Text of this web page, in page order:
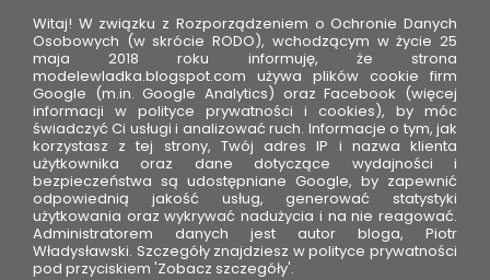
Witaj! W związku z Rozporządzeniem o Ochronie Danych
Osobowych (w skrócie RODO), wchodzącym w życie 25
maja 2018 roku informuję, że strona
modelewladka.blogspot.com używa plików cookie firm
Google (m.in. Google Analytics) oraz Facebook (więcej
informacji w polityce prywatności i cookies), by móc
świadczyć Ci usługi i analizować ruch. Informacje o tym, jak
korzystasz z tej strony, Twój adres IP i nazwa klienta
użytkownika oraz dane dotyczące wydajności i
bezpieczeństwa są udostępniane Google, by zapewnić
odpowiednią jakość usług, generować statystyki
użytkowania oraz wykrywać nadużycia i na nie reagować.
Administratorem danych jest autor bloga, Piotr
Władysławski. Szczegóły znajdziesz w polityce prywatności
pod przyciskiem 'Zobacz szczegóły'.